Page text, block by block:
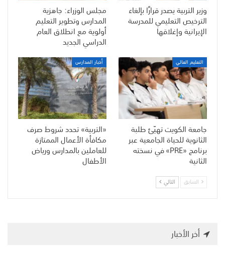
وزير التربية يصدر قرارًا بإلغاء
الترخيص التعليمي للمدرسة
الإيرانية وإغلاقها
مجلس الوزراء: جاهزية
المدارس وتطوير التعليم
أولوية مع انطلاق العام
الدراسي الجديد
التعليم العالي
جامعة الكويت تهيّئ طلبة
الثانوية للحياة الجامعية عبر
برنامج «PRE» في نسخته
الثانية
أخبار المدارس
«التربية» تحدد شروط صرف
مكافأة الأعمال الممتازة
للعاملين بالمدارس ورياض
الأطفال
السابق التالي
أخر الأخبار